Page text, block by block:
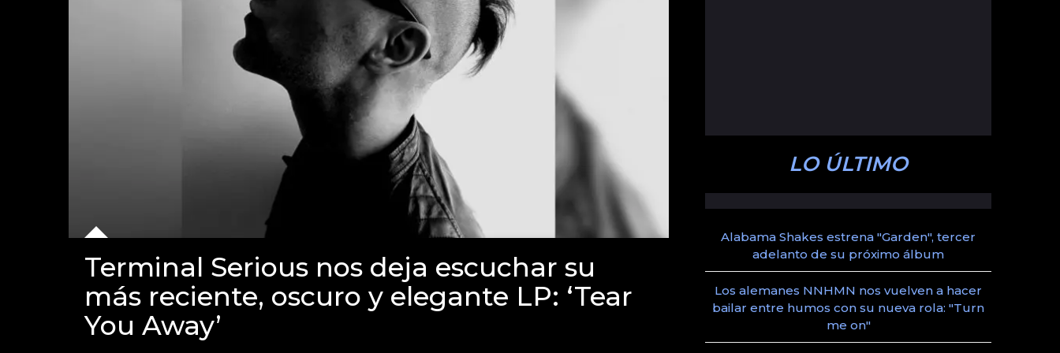
Terminal Serious nos deja escuchar su
más reciente, oscuro y elegante LP: ‘Tear
You Away’
LO ÚLTIMO
Alabama Shakes estrena "Garden", tercer
adelanto de su próximo álbum
Los alemanes NNHMN nos vuelven a hacer
bailar entre humos con su nueva rola: "Turn
me on"